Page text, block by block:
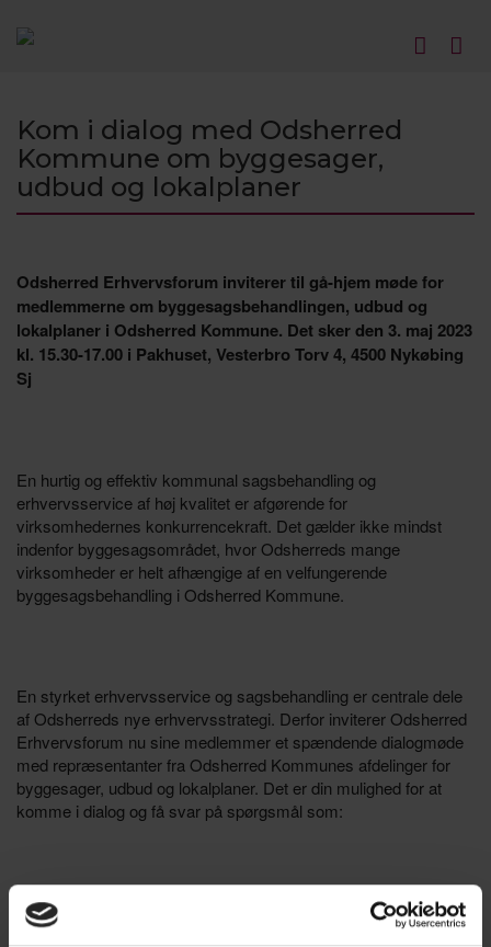
Kom i dialog med Odsherred
Kommune om byggesager,
udbud og lokalplaner
Odsherred Erhvervsforum inviterer til gå-hjem møde for
medlemmerne om byggesagsbehandlingen, udbud og
lokalplaner i Odsherred Kommune. Det sker den 3. maj 2023
kl. 15.30-17.00 i Pakhuset, Vesterbro Torv 4, 4500 Nykøbing
Sj
En hurtig og effektiv kommunal sagsbehandling og
erhvervsservice af høj kvalitet er afgørende for
virksomhedernes konkurrencekraft. Det gælder ikke mindst
indenfor byggesagsområdet, hvor Odsherreds mange
virksomheder er helt afhængige af en velfungerende
byggesagsbehandling i Odsherred Kommune.
En styrket erhvervsservice og sagsbehandling er centrale dele
af Odsherreds nye erhvervsstrategi. Derfor inviterer Odsherred
Erhvervsforum nu sine medlemmer et spændende dialogmøde
med repræsentanter fra Odsherred Kommunes afdelinger for
byggesager, udbud og lokalplaner. Det er din mulighed for at
komme i dialog og få svar på spørgsmål som:
Hvad er op og ned om sagsbehandlingstiden for byggesager
– hvad er udfordringerne, hvad er løsningerne og hvad er